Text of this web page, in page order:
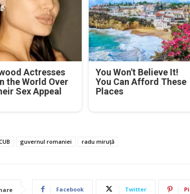
Actresses
the World Over
Sex Appeal
You Won't Believe It!
You Can Afford These
Places
guvernul romaniei radu miruță
Facebook Twitter